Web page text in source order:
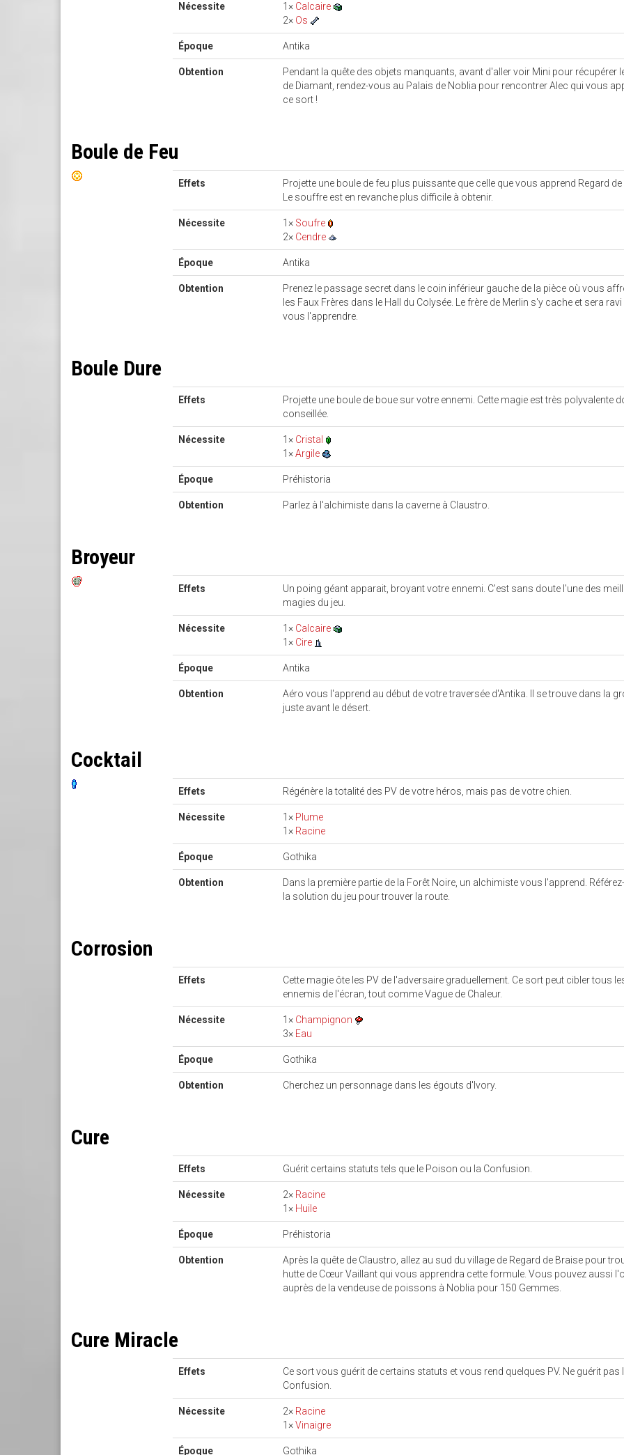
Nécessite 1× Calcaire
2× Os
Époque Antika
Obtention
Pendant la quête des objets manquants, avant d'aller voir Mini pour récupérer
de Diamant, rendez-vous au Palais de Noblia pour rencontrer Alec qui vous
ce sort !
Boule de Feu
Effets
Projette une boule de feu plus puissante que celle que vous apprend Regard de
Le souffre est en revanche plus difficile à obtenir.
Nécessite 1× Soufre
2× Cendre
Époque Antika
Obtention
Prenez le passage secret dans le coin inférieur gauche de la pièce où vous
les Faux Frères dans le Hall du Colysée. Le frère de Merlin s'y cache et sera ravi
vous l'apprendre.
Boule Dure
Effets
Projette une boule de boue sur votre ennemi. Cette magie est très polyvalente
conseillée.
Nécessite 1× Cristal
1×Argile
Époque Préhistoria
Obtention Parlez à l'alchimiste dans la caverne à Claustro.
Broyeur
Effets
Un poing géant apparait, broyant votre ennemi. C'est sans doute l'une des
magies du jeu.
Nécessite 1× Calcaire
1× Cire
Époque Antika
Obtention
Aéro vous l'apprend au début de votre traversée d'Antika. Il se trouve dans la
juste avant le désert.
Cocktail
Effets Régénère la totalité des PV de votre héros, mais pas de votre chien.
Nécessite 1× Plume
1× Racine
Époque Gothika
Obtention
Dans la première partie de la Forêt Noire, un alchimiste vous l'apprend.
la solution du jeu pour trouver la route.
Corrosion
Effets
Cette magie ôte les PV de l'adversaire graduellement. Ce sort peut cibler tous
ennemis de l'écran, tout comme Vague de Chaleur.
Nécessite 1× Champignon
3× Eau
Époque Gothika
Obtention Cherchez un personnage dans les égouts d'Ivory.
Cure
Effets Guérit certains statuts tels que le Poison ou la Confusion.
Nécessite 2× Racine
1× Huile
Époque Préhistoria
Obtention
Après la quête de Claustro, allez au sud du village de Regard de Braise pour
hutte de Cœur Vaillant qui vous apprendra cette formule. Vous pouvez aussi
auprès de la vendeuse de poissons à Noblia pour 150 Gemmes.
Cure Miracle
Effets
Ce sort vous guérit de certains statuts et vous rend quelques PV. Ne guérit pas
Confusion.
Nécessite 2× Racine
1×Vinaigre
Époque Gothika